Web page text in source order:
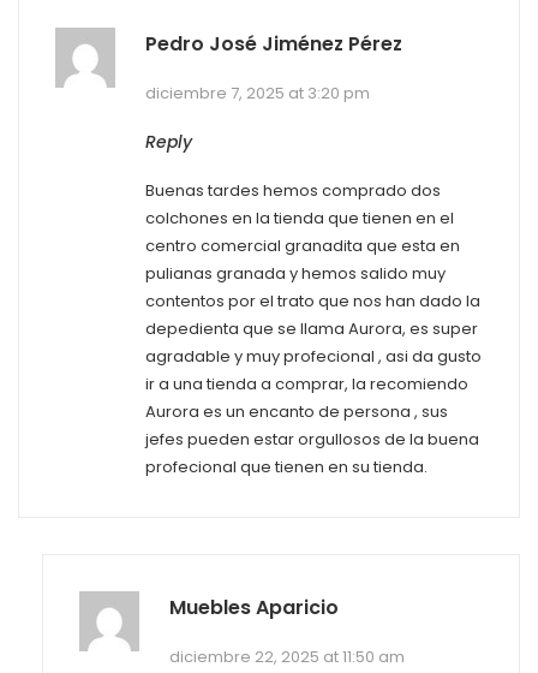
Pedro José Jiménez Pérez
diciembre 7, 2025 at 3:20 pm
Reply
Buenas tardes hemos comprado dos
colchones en la tienda que tienen en el
centro comercial granadita que esta en
pulianas granada y hemos salido muy
contentos por el trato que nos han dado la
depedienta que se llama Aurora, es super
agradable y muy profecional , asi da gusto
ir a una tienda a comprar, la recomiendo
Aurora es un encanto de persona , sus
jefes pueden estar orgullosos de la buena
profecional que tienen en su tienda.
Muebles Aparicio
diciembre 22, 2025 at 11:50 am